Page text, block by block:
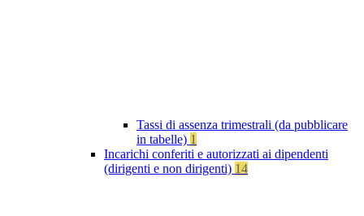
Tassi di assenza trimestrali (da pubblicare
in tabelle) 1
Incarichi conferiti e autorizzati ai dipendenti
(dirigenti e non dirigenti) 14